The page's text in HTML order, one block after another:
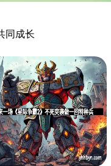
同成长